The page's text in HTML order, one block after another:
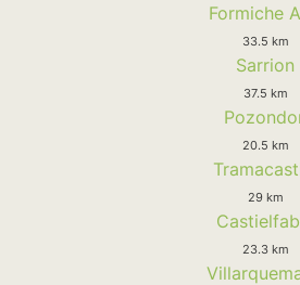
Formiche
33.5 km
Sarrion
37.5 km
20.5 km
29 km
23.3 km